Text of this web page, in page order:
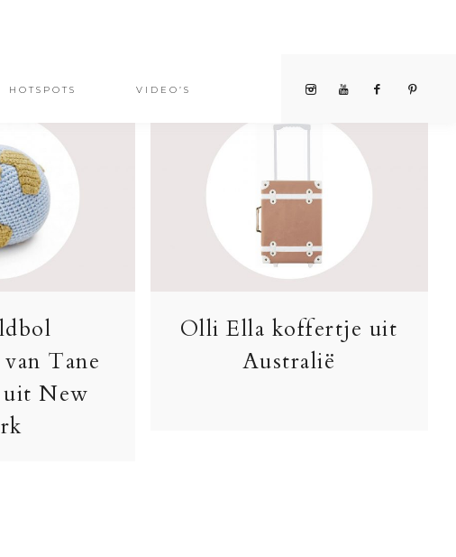
HOTSPOTS VIDEO’S
Tane
uit New
Olli Ella koffertje uit
Australië